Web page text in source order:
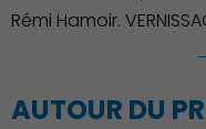
Rémi Hamoir.
AUTOUR DU